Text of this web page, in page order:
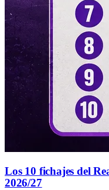
Los 10 fichajes del
2026/27